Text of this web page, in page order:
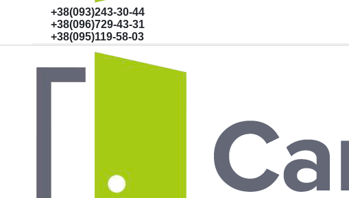
+38(093)243-30-44
+38(096)729-43-31
+38(095)119-58-03